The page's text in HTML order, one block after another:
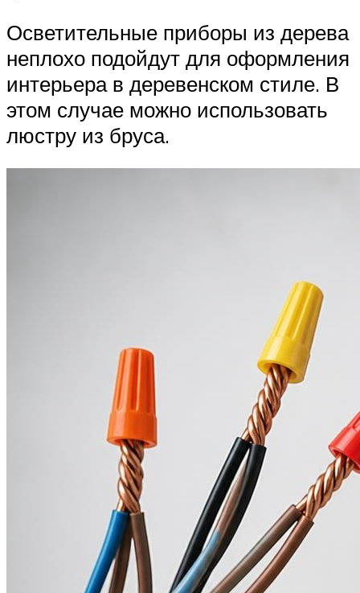
Осветительные приборы из дерева
неплохо подойдут для оформления
интерьера в деревенском стиле. В
этом случае можно использовать
люстру из бруса.